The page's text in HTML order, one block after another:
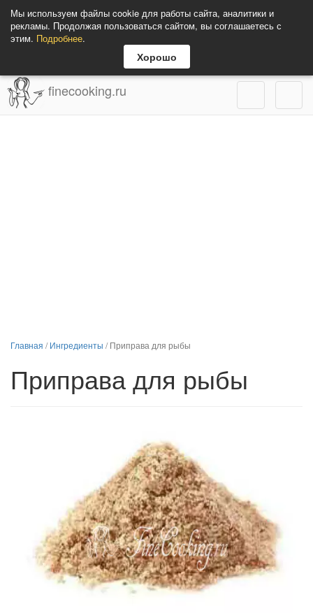
Мы используем файлы cookie для работы сайта, аналитики и
рекламы. Продолжая пользоваться сайтом, вы соглашаетесь с
этим. Подробнее.
Хорошо
finecooking.ru
Главная /Ингредиенты /Приправа для рыбы
Приправа для рыбы